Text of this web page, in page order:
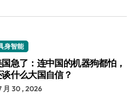
身智能
急了：连中国的机器狗都怕，
什么大国自信？
月 30 , 2026